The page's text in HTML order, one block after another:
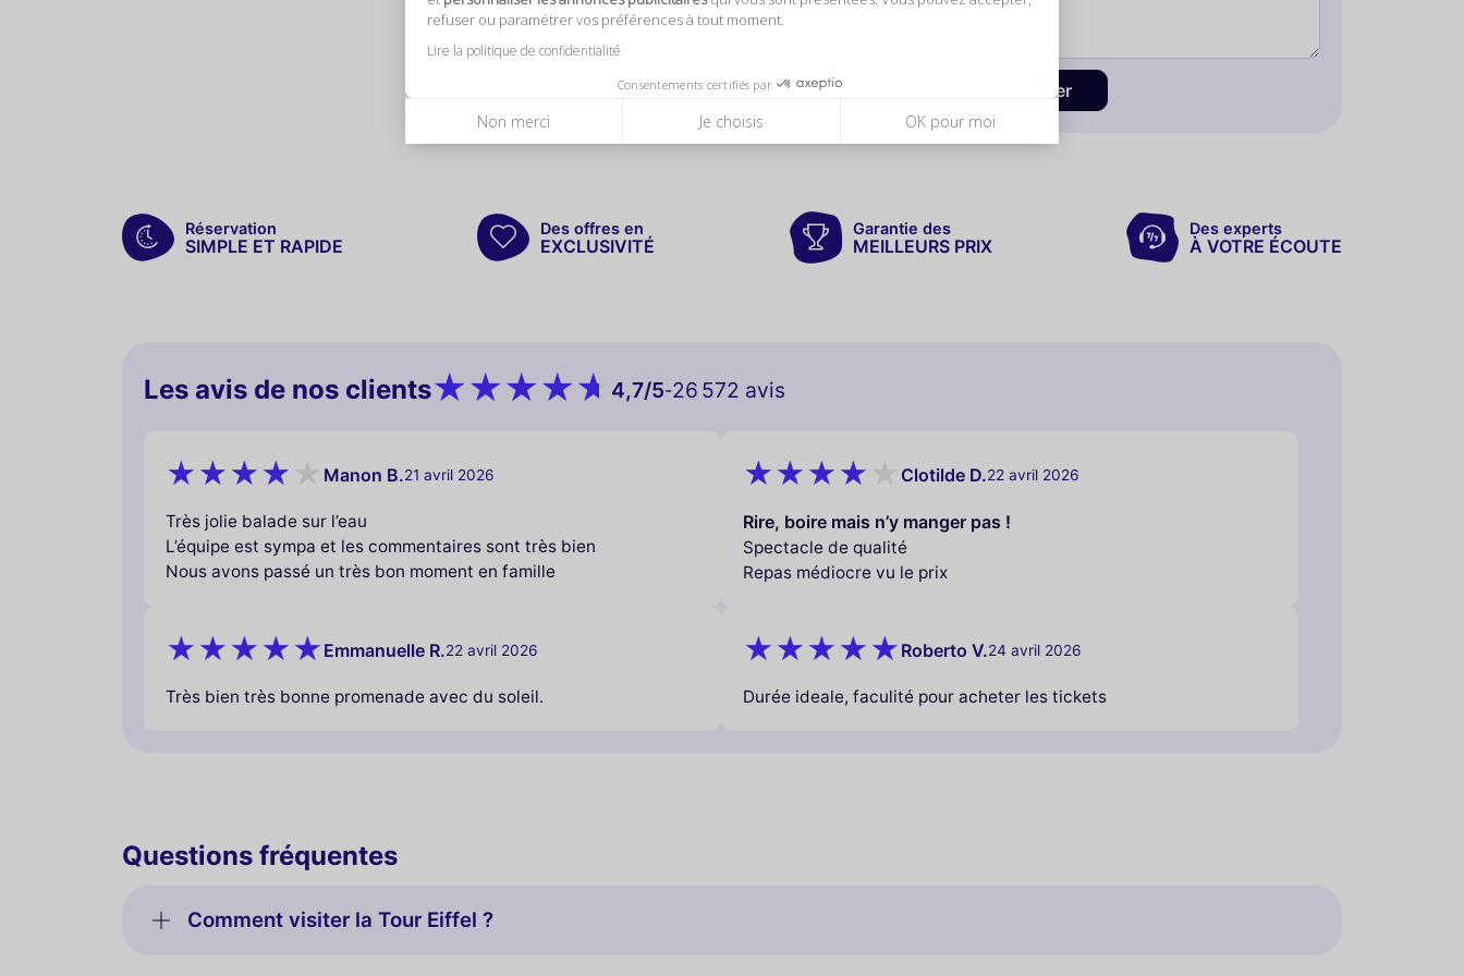
refuser ou paramétrer vos préférences à tout moment.
Lire la politique de confidentialité
Consentements certifiés par
Non merci Je choisis OK pour moi
Envoyer
Réservation
SIMPLE ET RAPIDE
Des offres en
EXCLUSIVITÉ
Garantie des
MEILLEURS PRIX
Des experts
À VOTRE ÉCOUTE
Les avis de nos clients 4,7/5-26 572 avis
Manon B.21 avril 2026
Très jolie balade sur l’eau
L’équipe est sympa et les commentaires sont très bien
Nous avons passé un très bon moment en famille
Clotilde D.22 avril 2026
Rire, boire mais n’y manger pas !
Spectacle de qualité
Repas médiocre vu le prix
Emmanuelle R.22 avril 2026
Très bien très bonne promenade avec du soleil.
Roberto V.24 avril 2026
Durée ideale, faculité pour acheter les tickets
Questions fréquentes
Comment visiter la Tour Eiffel ?